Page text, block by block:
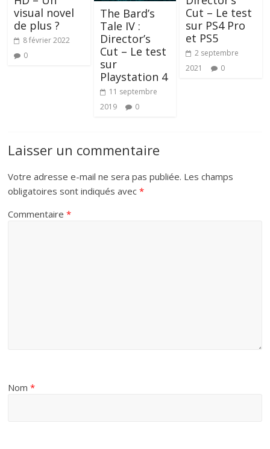
visual novel
de plus ?
8 février 2022
0
The Bard’s
Tale IV :
Director’s
Cut – Le test
sur
Playstation 4
11 septembre
2019
0
Cut – Le test
sur PS4 Pro
et PS5
2 septembre
2021
0
Laisser un commentaire
Votre adresse e-mail ne sera pas publiée. Les champs
obligatoires sont indiqués avec*
Commentaire*
Nom*